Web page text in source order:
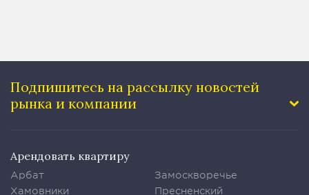
Подпишитесь на рассылку новостей
рынка и компании
Арендовать квартиру
Арбат
Хамовники
Замоскворечье
Пресненский